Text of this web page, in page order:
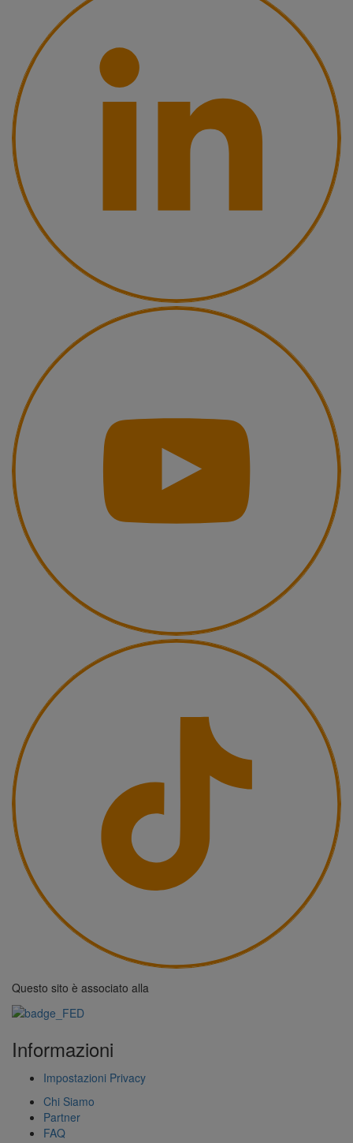
Questo sito è associato alla
Informazioni
Impostazioni Privacy
Chi Siamo
Partner
FAQ